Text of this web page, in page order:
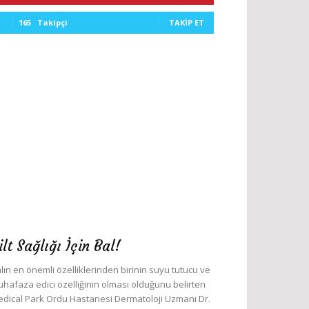
165 Takipçi TAKIP ET
Sağlığı İçin Bal!
en önemli özelliklerinden birinin suyu tutucu ve
edici özelliğinin olması olduğunu belirten
Park Ordu Hastanesi Dermatoloji Uzmanı Dr.